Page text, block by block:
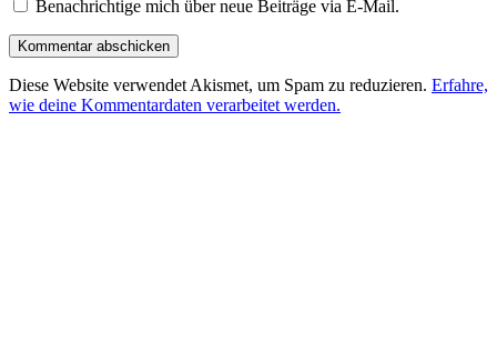
Benachrichtige mich über neue Beiträge via E-Mail.
Diese Website verwendet Akismet, um Spam zu reduzieren. Erfahre,
wie deine Kommentardaten verarbeitet werden.